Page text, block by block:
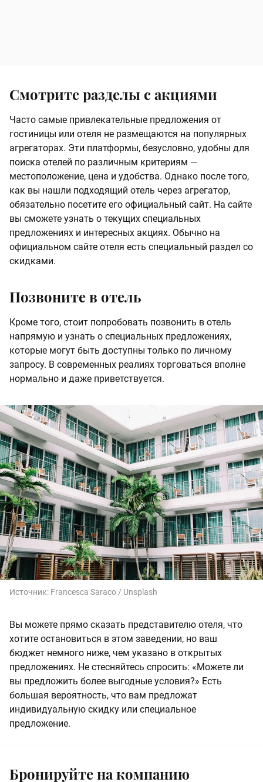
Смотрите разделы с акциями
Часто самые привлекательные предложения от
гостиницы или отеля не размещаются на популярных
агрегаторах. Эти платформы, безусловно, удобны для
поиска отелей по различным критериям —
местоположение, цена и удобства. Однако после того,
как вы нашли подходящий отель через агрегатор,
обязательно посетите его официальный сайт. На сайте
вы сможете узнать о текущих специальных
предложениях и интересных акциях. Обычно на
официальном сайте отеля есть специальный раздел со
скидками.
Позвоните в отель
Кроме того, стоит попробовать позвонить в отель
напрямую и узнать о специальных предложениях,
которые могут быть доступны только по личному
запросу. В современных реалиях торговаться вполне
нормально и даже приветствуется.
Источник: Francesca Saraco / Unsplash
Вы можете прямо сказать представителю отеля, что
хотите остановиться в этом заведении, но ваш
бюджет немного ниже, чем указано в открытых
предложениях. Не стесняйтесь спросить: «Можете ли
вы предложить более выгодные условия?» Есть
большая вероятность, что вам предложат
индивидуальную скидку или специальное
предложение.
Бронируйте на компанию